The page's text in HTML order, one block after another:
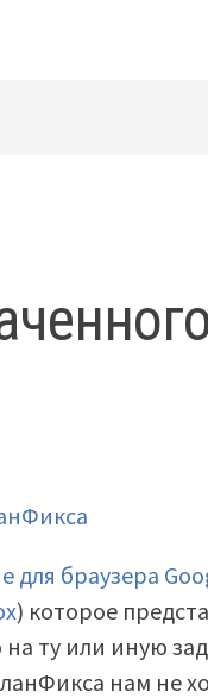
для браузера
) которое
ту или иную
нам не